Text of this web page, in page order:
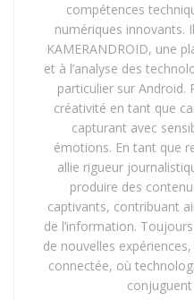
compétences
numériques innovants.
KAMERANDROID, une
et à l’analyse des
particulier sur Android.
créativité en tant que
capturant avec
émotions. En tant que
allie rigueur
produire des
captivants, contribuant
de l’information.
de nouvelles
connectée, où